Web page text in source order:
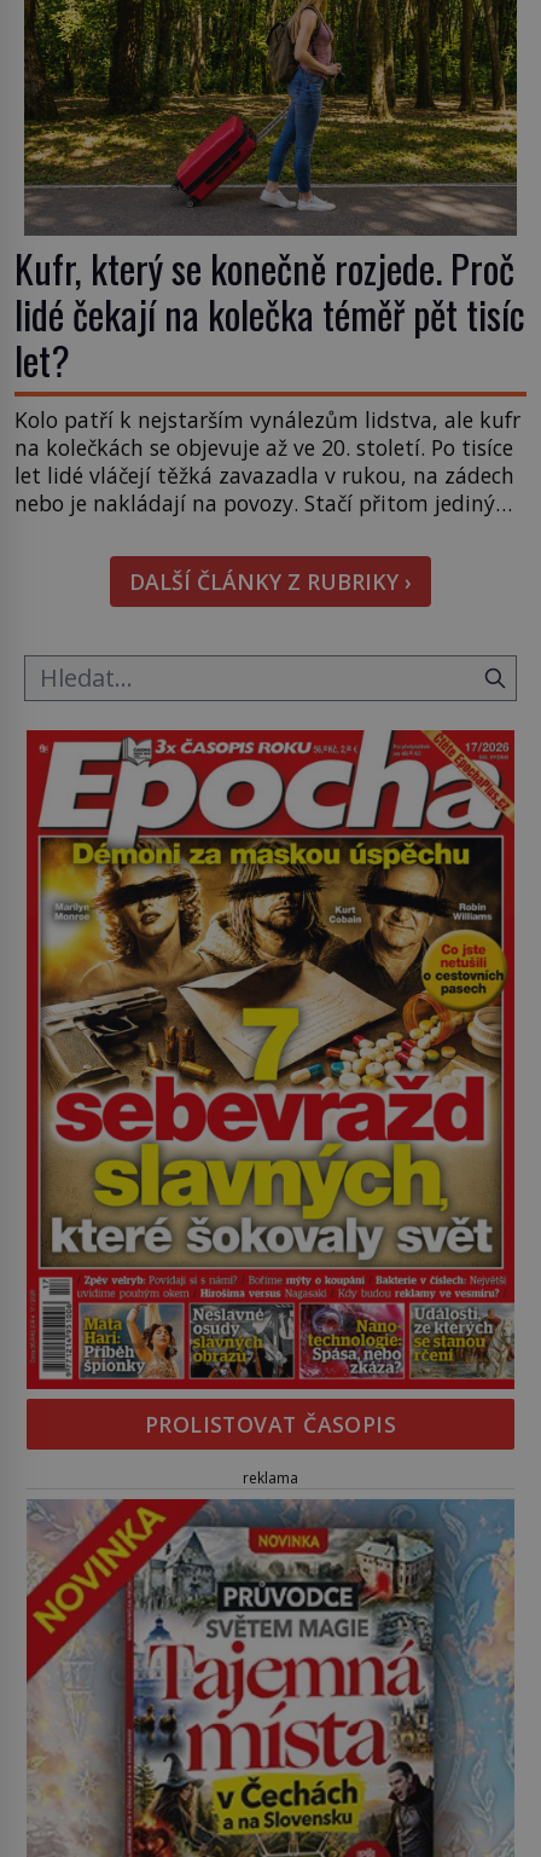
Kufr, který se konečně rozjede. Proč
lidé čekají na kolečka téměř pět tisíc
let?
Kolo patří k nejstarším vynálezům lidstva, ale kufr
na kolečkách se objevuje až ve 20. století. Po tisíce
let lidé vláčejí těžká zavazadla v rukou, na zádech
nebo je nakládají na povozy. Stačí přitom jediný
nikdo dlouho nedostane. Až jednou se na letišti
ozve věta, která změní […]
DALŠÍ ČLÁNKY Z RUBRIKY ›
PROLISTOVAT ČASOPIS
reklama